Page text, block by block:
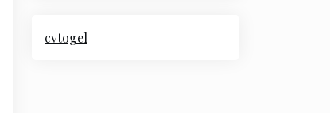
cvtogel